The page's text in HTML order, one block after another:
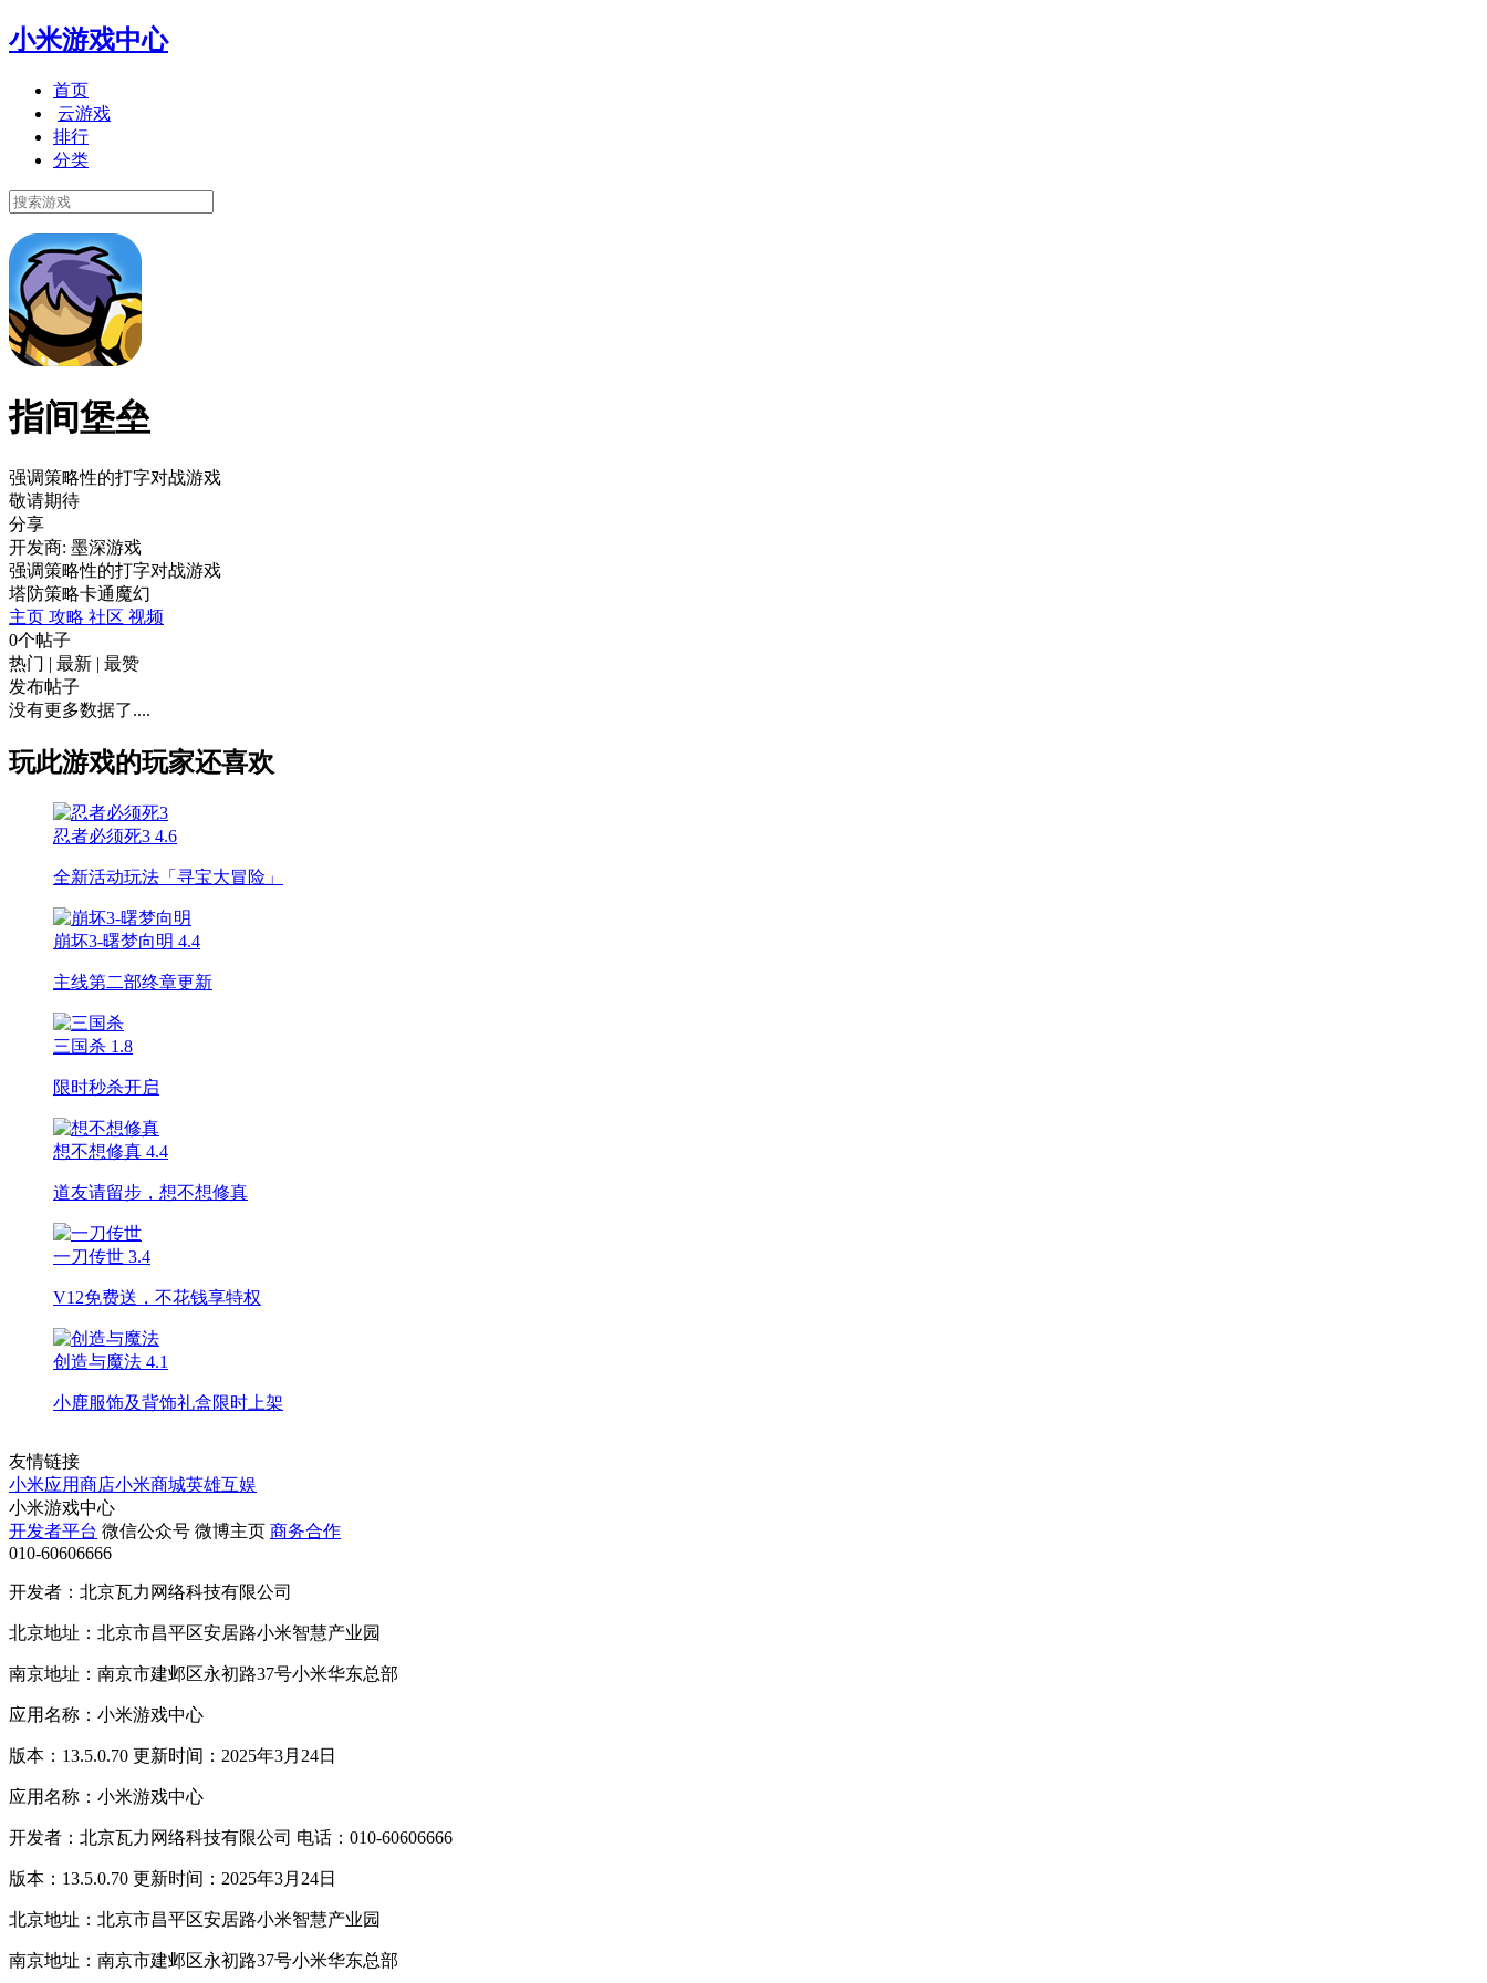
小米游戏中心
首页
云游戏
排行
分类
指间堡垒
强调策略性的打字对战游戏
敬请期待
分享
开发商: 墨深游戏
强调策略性的打字对战游戏
塔防策略卡通魔幻
主页 攻略 社区 视频
0个帖子
热门 | 最新 | 最赞
发布帖子
没有更多数据了....
玩此游戏的玩家还喜欢
忍者必须死3 4.6
全新活动玩法「寻宝大冒险」
崩坏3-曙梦向明 4.4
主线第二部终章更新
三国杀 1.8
限时秒杀开启
想不想修真 4.4
道友请留步，想不想修真
一刀传世 3.4
V12免费送，不花钱享特权
创造与魔法 4.1
小鹿服饰及背饰礼盒限时上架
友情链接
小米应用商店小米商城英雄互娱
小米游戏中心
开发者平台 微信公众号 微博主页 商务合作
010-60606666
开发者：北京瓦力网络科技有限公司
北京地址：北京市昌平区安居路小米智慧产业园
南京地址：南京市建邺区永初路37号小米华东总部
应用名称：小米游戏中心
版本：13.5.0.70 更新时间：2025年3月24日
应用名称：小米游戏中心
开发者：北京瓦力网络科技有限公司 电话：010-60606666
版本：13.5.0.70 更新时间：2025年3月24日
北京地址：北京市昌平区安居路小米智慧产业园
南京地址：南京市建邺区永初路37号小米华东总部